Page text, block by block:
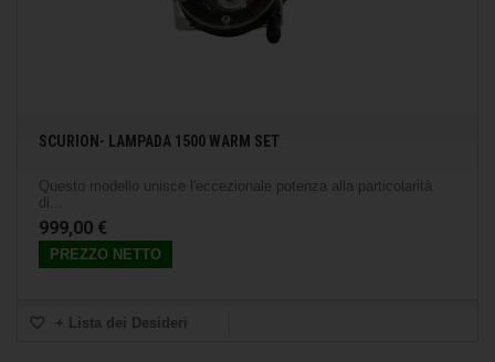
SCURION- LAMPADA 1500 WARM SET
Questo modello unisce l'eccezionale potenza alla particolarità
di...
999,00 €
PREZZO NETTO
+ Lista dei Desideri